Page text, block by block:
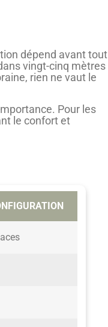
dépend avant tout
vingt-cinq mètres
rien ne vaut le
Pour les
le confort et